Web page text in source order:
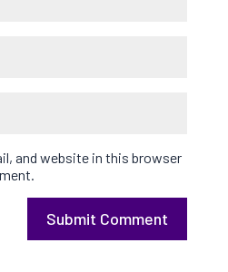
and website in this browser
Submit Comment